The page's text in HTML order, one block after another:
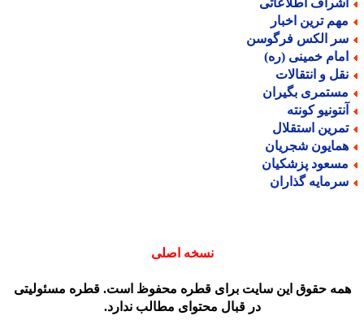
اطلاعاتی
ترین اخبار
الکس فرگوسن
خمینی (ره)
و انتقالات
بگیران
کونته
استقلال
شجریان
پزشکیان
گذاران
نسخه اصلی
حقوق این سایت برای قطره محفوظ است. قطره مسئولیتی
در قبال محتوای مطالب ندارد.